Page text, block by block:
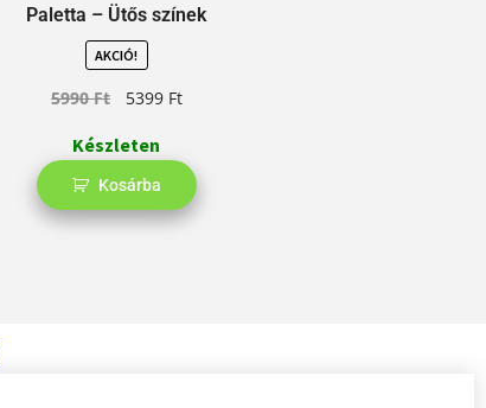
Paletta – Ütős színek
AKCIÓ!
5990Ft 5399 Ft
Készleten
Kosárba